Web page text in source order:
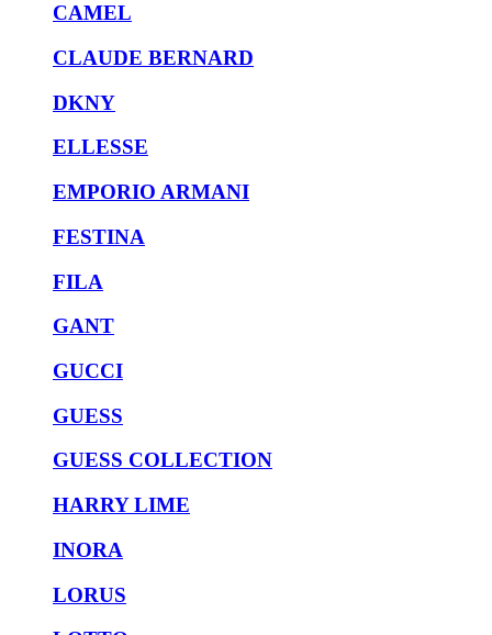
CAMEL
CLAUDE BERNARD
DKNY
ELLESSE
EMPORIO ARMANI
FESTINA
FILA
GANT
GUCCI
GUESS
GUESS COLLECTION
HARRY LIME
INORA
LORUS